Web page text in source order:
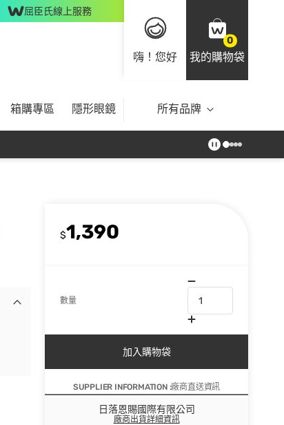
屈臣氏線上服務
嗨！您好
0
我的購物袋
箱購專區 隱形眼鏡 所有品牌
$1,390
數量
加入購物袋
SUPPLIER INFORMATION :廠商直送資訊
日落恩賜國際有限公司
廠商出貨詳細資訊